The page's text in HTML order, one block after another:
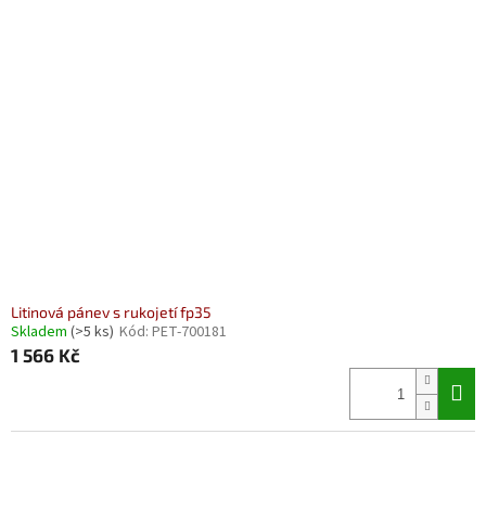
Litinová pánev s rukojetí fp35
Skladem (>5 ks) Kód: PET-700181
1 566 Kč